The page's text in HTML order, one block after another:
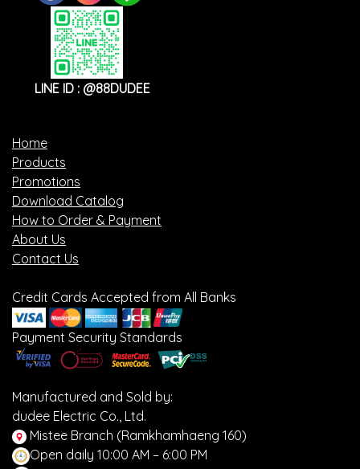
LINE ID : @88DUDEE
Home
Products
Promotions
Download Catalog
How to Order & Payment
About Us
Contact Us
Credit Cards Accepted from All Banks
Payment Security Standards
Manufactured and Sold by:
dudee Electric Co., Ltd.
Mistee Branch (Ramkhamhaeng 160)
Open daily 10:00 AM – 6:00 PM